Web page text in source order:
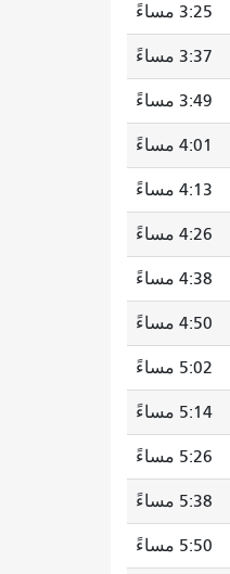
3:25 مساءً
3:37 مساءً
3:49 مساءً
4:01 مساءً
4:13 مساءً
4:26 مساءً
4:38 مساءً
4:50 مساءً
5:02 مساءً
5:14 مساءً
5:26 مساءً
5:38 مساءً
5:50 مساءً